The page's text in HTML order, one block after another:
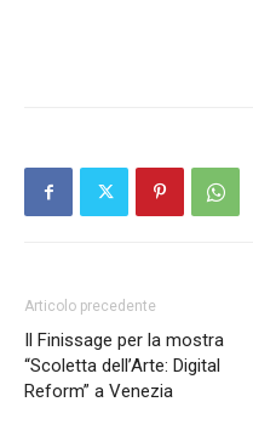
Articolo precedente
Il Finissage per la mostra
“Scoletta dell’Arte: Digital
Reform” a Venezia